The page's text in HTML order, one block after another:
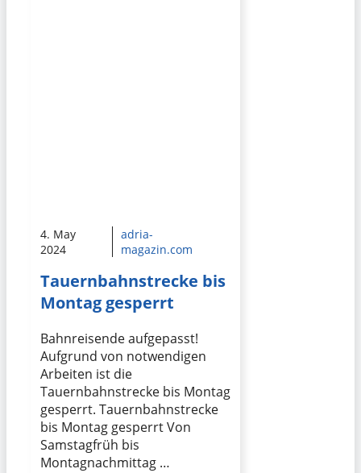
4. May
2024
adria-
magazin.com
Tauernbahnstrecke bis
Montag gesperrt
Bahnreisende aufgepasst!
Aufgrund von notwendigen
Arbeiten ist die
Tauernbahnstrecke bis Montag
gesperrt. Tauernbahnstrecke
bis Montag gesperrt Von
Samstagfrüh bis
Montagnachmittag …